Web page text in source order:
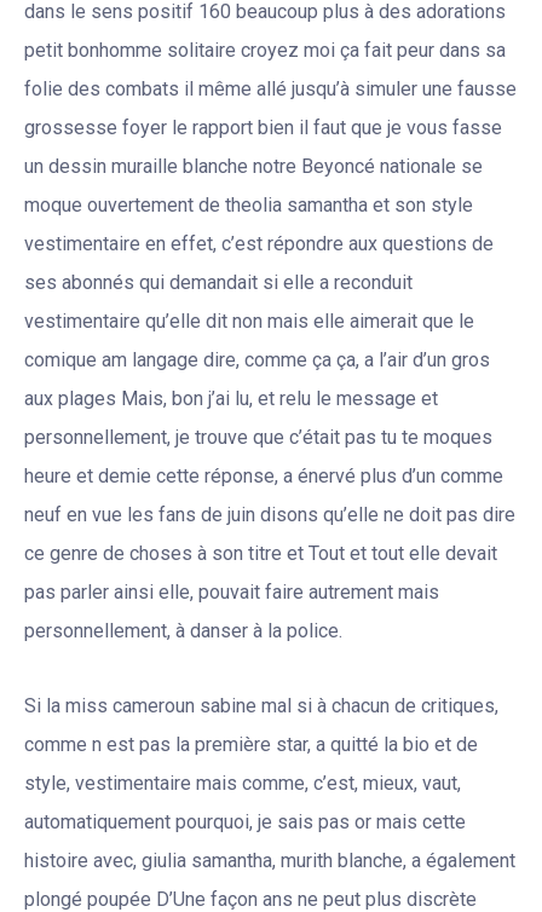
dans le sens positif 160 beaucoup plus à des adorations
petit bonhomme solitaire croyez moi ça fait peur dans sa
folie des combats il même allé jusqu’à simuler une fausse
grossesse foyer le rapport bien il faut que je vous fasse
un dessin muraille blanche notre Beyoncé nationale se
moque ouvertement de theolia samantha et son style
vestimentaire en effet, c’est répondre aux questions de
ses abonnés qui demandait si elle a reconduit
vestimentaire qu’elle dit non mais elle aimerait que le
comique am langage dire, comme ça ça, a l’air d’un gros
aux plages Mais, bon j’ai lu, et relu le message et
personnellement, je trouve que c’était pas tu te moques
heure et demie cette réponse, a énervé plus d’un comme
neuf en vue les fans de juin disons qu’elle ne doit pas dire
ce genre de choses à son titre et Tout et tout elle devait
pas parler ainsi elle, pouvait faire autrement mais
personnellement, à danser à la police.
Si la miss cameroun sabine mal si à chacun de critiques,
comme n est pas la première star, a quitté la bio et de
style, vestimentaire mais comme, c’est, mieux, vaut,
automatiquement pourquoi, je sais pas or mais cette
histoire avec, giulia samantha, murith blanche, a également
plongé poupée D’Une façon ans ne peut plus discrète